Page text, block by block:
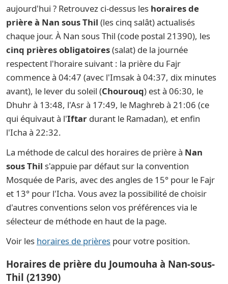
aujourd'hui ? Retrouvez ci-dessus les horaires de
prière à Nan sous Thil (les cinq salât) actualisés
chaque jour. À Nan sous Thil (code postal 21390), les
cinq prières obligatoires(salat) de la journée
respectent l'horaire suivant : la prière du Fajr
commence à 04:47 (avec l'Imsak à 04:37, dix minutes
avant), le lever du soleil (Chourouq) est à 06:30, le
Dhuhr à 13:48, l'Asr à 17:49, le Maghreb à 21:06 (ce
qui équivaut à l'Iftar durant le Ramadan), et enfin
l'Icha à 22:32.
La méthode de calcul des horaires de prière à Nan
sous Thil s'appuie par défaut sur la convention
Mosquée de Paris, avec des angles de 15° pour le Fajr
et 13° pour l'Icha. Vous avez la possibilité de choisir
d'autres conventions selon vos préférences via le
sélecteur de méthode en haut de la page.
Voir les horaires de prières pour votre position.
Horaires de prière du Joumouha à Nan-sous-
Thil (21390)